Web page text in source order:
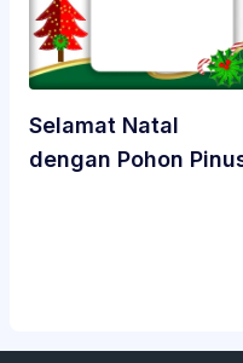
Selamat Natal
dengan Pohon